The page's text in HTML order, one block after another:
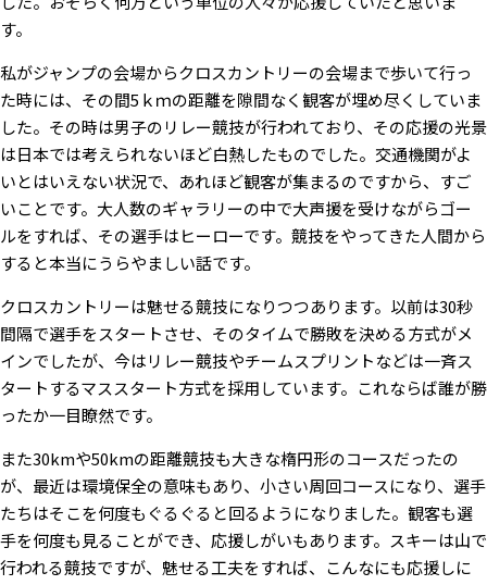
す。
私がジャンプの会場からクロスカントリーの会場まで歩いて行っ
た時には、その間5ｋｍの距離を隙間なく観客が埋め尽くしていま
した。その時は男子のリレー競技が行われており、その応援の光景
は日本では考えられないほど白熱したものでした。交通機関がよ
いとはいえない状況で、あれほど観客が集まるのですから、すご
いことです。大人数のギャラリーの中で大声援を受けながらゴー
ルをすれば、その選手はヒーローです。競技をやってきた人間から
すると本当にうらやましい話です。
クロスカントリーは魅せる競技になりつつあります。以前は30秒
間隔で選手をスタートさせ、そのタイムで勝敗を決める方式がメ
インでしたが、今はリレー競技やチームスプリントなどは一斉ス
タートするマススタート方式を採用しています。これならば誰が勝
ったか一目瞭然です。
また30kmや50kmの距離競技も大きな楕円形のコースだったの
が、最近は環境保全の意味もあり、小さい周回コースになり、選手
たちはそこを何度もぐるぐると回るようになりました。観客も選
手を何度も見ることができ、応援しがいもあります。スキーは山で
行われる競技ですが、魅せる工夫をすれば、こんなにも応援しに